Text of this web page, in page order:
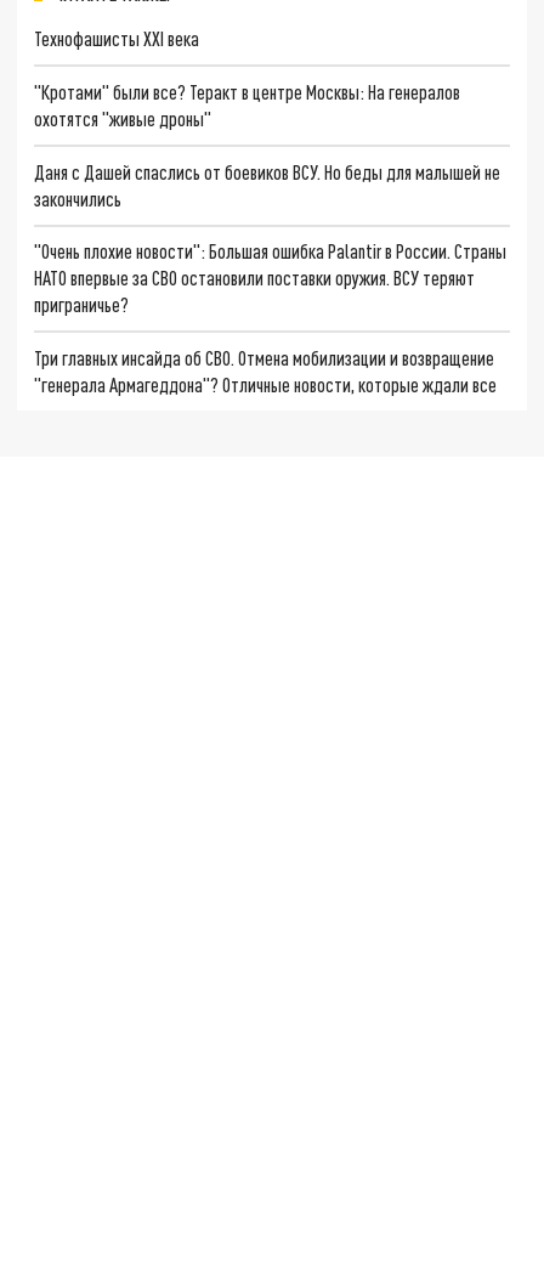
Технофашисты XXI века
"Кротами" были все? Теракт в центре Москвы: На генералов
охотятся "живые дроны"
Даня с Дашей спаслись от боевиков ВСУ. Но беды для малышей не
закончились
"Очень плохие новости": Большая ошибка Palantir в России. Страны
НАТО впервые за СВО остановили поставки оружия. ВСУ теряют
приграничье?
Три главных инсайда об СВО. Отмена мобилизации и возвращение
"генерала Армагеддона"? Отличные новости, которые ждали все